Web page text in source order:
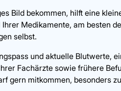
Bild bekommen, hilft eine
Medikamente, am besten
selbst.
und aktuelle Blutwerte,
Fachärzte sowie frühere
gern mitkommen, besonders